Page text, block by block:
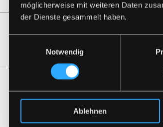
möglicherweise mit weiteren Daten
der Dienste gesammelt haben.
Notwendig
Ablehnen
wwa.wipe.de
wwa.wipe.de